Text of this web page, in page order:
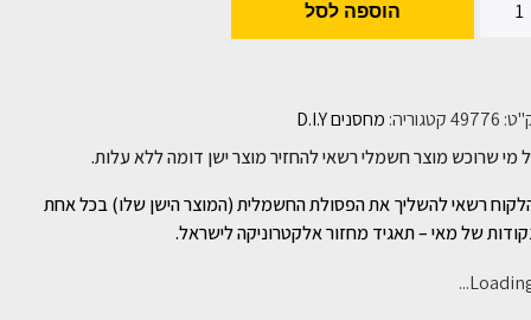
הוספה לסל
49776 קטגוריה: מחסנים D.I.Y
מי שרוכש מוצר חשמלי רשאי להחזיר מוצר ישן דומה ללא עלות.
רשאי להשליך את הפסולת החשמלית (המוצר הישן שלו) בכל אחת
של מאי – תאגיד מחזור אלקטרוניקה לישראל.